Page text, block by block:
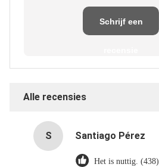
Schrijf een
Alle recensies
S Santiago Pérez
Het is nuttig. (438)